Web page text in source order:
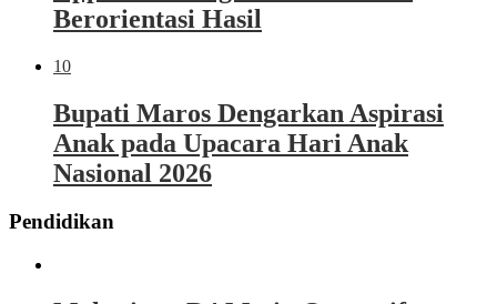
Berorientasi Hasil
10
Bupati Maros Dengarkan Aspirasi
Anak pada Upacara Hari Anak
Nasional 2026
Pendidikan